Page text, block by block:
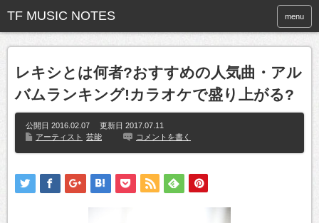
menu
レキシとは何者?おすすめの人気曲・アル
バムランキング!カラオケで盛り上がる?
公開日 2016.02.07 更新日 2017.07.11
アーティスト
芸能 コメントを書く